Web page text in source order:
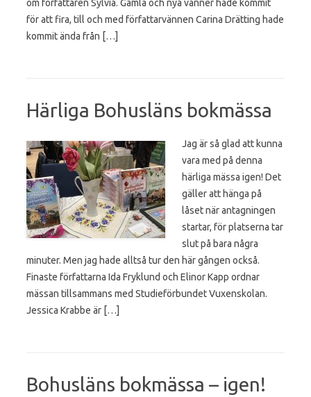
om författaren Sylvia. Gamla och nya vänner hade kommit
för att fira, till och med författarvännen Carina Drätting hade
kommit ända från […]
Härliga Bohusläns bokmässa
Jag är så glad att kunna
vara med på denna
härliga mässa igen! Det
gäller att hänga på
låset när antagningen
startar, för platserna tar
slut på bara några
minuter. Men jag hade alltså tur den här gången också.
Finaste författarna Ida Fryklund och Elinor Kapp ordnar
mässan tillsammans med Studieförbundet Vuxenskolan.
Jessica Krabbe är […]
Bohusläns bokmässa – igen!